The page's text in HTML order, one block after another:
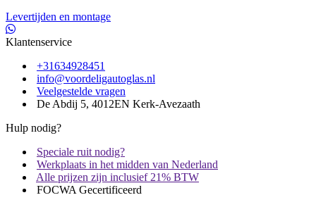
Levertijden en montage
Klantenservice
+31634928451
info@voordeligautoglas.nl
Veelgestelde vragen
De Abdij 5, 4012EN Kerk-Avezaath
Hulp nodig?
Speciale ruit nodig?
Werkplaats in het midden van Nederland
Alle prijzen zijn inclusief 21% BTW
FOCWA Gecertificeerd